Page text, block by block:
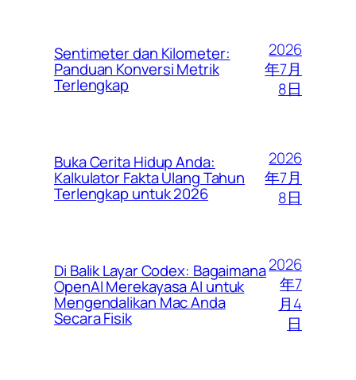
Sentimeter dan Kilometer:
Panduan Konversi Metrik
Terlengkap
2026
年7月
8日
Buka Cerita Hidup Anda:
Kalkulator Fakta Ulang Tahun
Terlengkap untuk 2026
2026
年7月
8日
Di Balik Layar Codex: Bagaimana
OpenAI Merekayasa AI untuk
Mengendalikan Mac Anda
Secara Fisik
2026
年7
月4
日